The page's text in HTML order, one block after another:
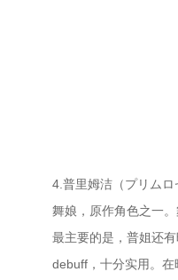
4.普里姆洁（プリムロ
舞娘，原作角色之一
最主要的是，普姐还
debuff，十分实用。